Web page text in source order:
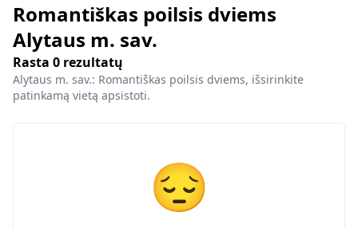
Romantiškas poilsis dviems
Alytaus m. sav.
Rasta 0 rezultatų
Alytaus m. sav.: Romantiškas poilsis dviems, išsirinkite
patinkamą vietą apsistoti.
😔